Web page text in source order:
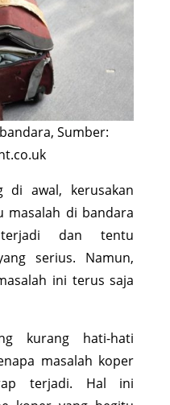
Sumber:
di awal, kerusakan
masalah di bandara
dan tentu
serius. Namun,
ini terus saja
kurang hati-hati
masalah koper
terjadi. Hal ini